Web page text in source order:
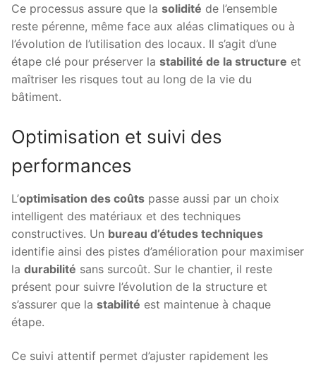
Ce processus assure que la solidité de l’ensemble
reste pérenne, même face aux aléas climatiques ou à
l’évolution de l’utilisation des locaux. Il s’agit d’une
étape clé pour préserver la stabilité de la structure et
maîtriser les risques tout au long de la vie du
bâtiment.
Optimisation et suivi des
performances
L’optimisation des coûts passe aussi par un choix
intelligent des matériaux et des techniques
constructives. Un bureau d’études techniques
identifie ainsi des pistes d’amélioration pour maximiser
la durabilité sans surcoût. Sur le chantier, il reste
présent pour suivre l’évolution de la structure et
s’assurer que la stabilité est maintenue à chaque
étape.
Ce suivi attentif permet d’ajuster rapidement les